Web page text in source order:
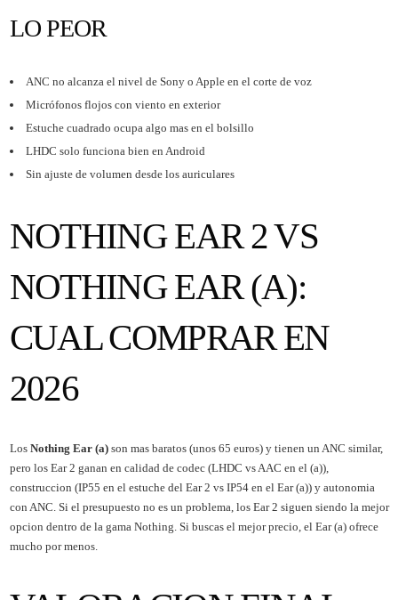
LO PEOR
ANC no alcanza el nivel de Sony o Apple en el corte de voz
Micrófonos flojos con viento en exterior
Estuche cuadrado ocupa algo mas en el bolsillo
LHDC solo funciona bien en Android
Sin ajuste de volumen desde los auriculares
NOTHING EAR 2 VS
NOTHING EAR (A):
CUAL COMPRAR EN
2026
Los Nothing Ear (a)son mas baratos (unos 65 euros) y tienen un ANC similar,
pero los Ear 2 ganan en calidad de codec (LHDC vs AAC en el (a)),
construccion (IP55 en el estuche del Ear 2 vs IP54 en el Ear (a)) y autonomia
con ANC. Si el presupuesto no es un problema, los Ear 2 siguen siendo la mejor
opcion dentro de la gama Nothing. Si buscas el mejor precio, el Ear (a) ofrece
mucho por menos.